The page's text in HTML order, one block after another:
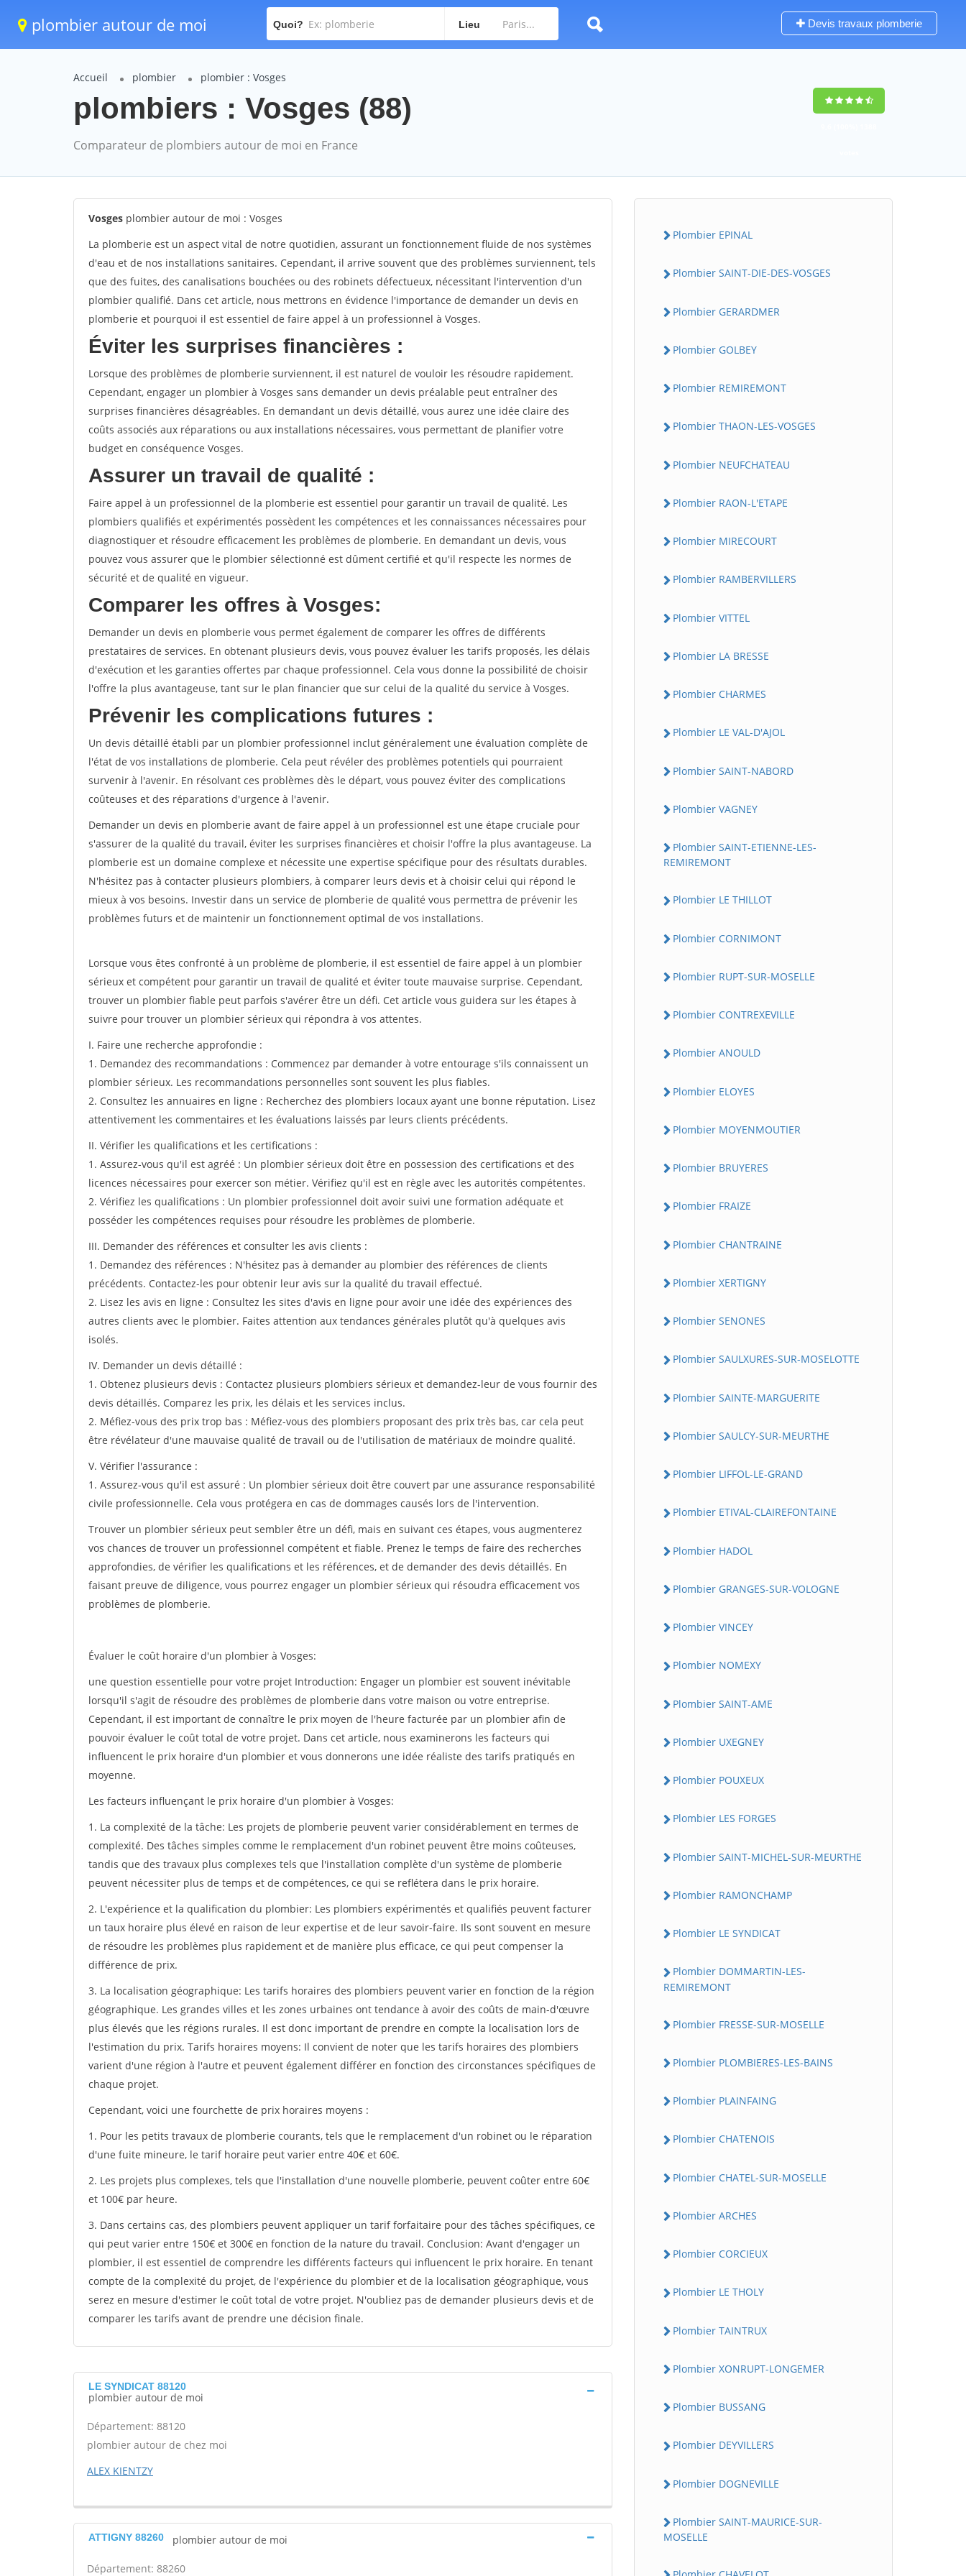
plombier autour de moi Quoi? Lieu Devis travaux plomberie
Accueil plombier plombier : Vosges
plombiers : Vosges (88)
Comparateur de plombiers autour de moi en France
Vosges plombier autour de moi : Vosges
La plomberie est un aspect vital de notre quotidien, assurant un fonctionnement fluide de nos systèmes
d'eau et de nos installations sanitaires. Cependant, il arrive souvent que des problèmes surviennent, tels
que des fuites, des canalisations bouchées ou des robinets défectueux, nécessitant l'intervention d'un
plombier qualifié. Dans cet article, nous mettrons en évidence l'importance de demander un devis en
plomberie et pourquoi il est essentiel de faire appel à un professionnel à Vosges.
Éviter les surprises financières :
Lorsque des problèmes de plomberie surviennent, il est naturel de vouloir les résoudre rapidement.
Cependant, engager un plombier à Vosges sans demander un devis préalable peut entraîner des
surprises financières désagréables. En demandant un devis détaillé, vous aurez une idée claire des
coûts associés aux réparations ou aux installations nécessaires, vous permettant de planifier votre
budget en conséquence Vosges.
Assurer un travail de qualité :
Faire appel à un professionnel de la plomberie est essentiel pour garantir un travail de qualité. Les
plombiers qualifiés et expérimentés possèdent les compétences et les connaissances nécessaires pour
diagnostiquer et résoudre efficacement les problèmes de plomberie. En demandant un devis, vous
pouvez vous assurer que le plombier sélectionné est dûment certifié et qu'il respecte les normes de
sécurité et de qualité en vigueur.
Comparer les offres à Vosges:
Demander un devis en plomberie vous permet également de comparer les offres de différents
prestataires de services. En obtenant plusieurs devis, vous pouvez évaluer les tarifs proposés, les délais
d'exécution et les garanties offertes par chaque professionnel. Cela vous donne la possibilité de choisir
l'offre la plus avantageuse, tant sur le plan financier que sur celui de la qualité du service à Vosges.
Prévenir les complications futures :
Un devis détaillé établi par un plombier professionnel inclut généralement une évaluation complète de
l'état de vos installations de plomberie. Cela peut révéler des problèmes potentiels qui pourraient
survenir à l'avenir. En résolvant ces problèmes dès le départ, vous pouvez éviter des complications
coûteuses et des réparations d'urgence à l'avenir.
Demander un devis en plomberie avant de faire appel à un professionnel est une étape cruciale pour
s'assurer de la qualité du travail, éviter les surprises financières et choisir l'offre la plus avantageuse. La
plomberie est un domaine complexe et nécessite une expertise spécifique pour des résultats durables.
N'hésitez pas à contacter plusieurs plombiers, à comparer leurs devis et à choisir celui qui répond le
mieux à vos besoins. Investir dans un service de plomberie de qualité vous permettra de prévenir les
problèmes futurs et de maintenir un fonctionnement optimal de vos installations.
Lorsque vous êtes confronté à un problème de plomberie, il est essentiel de faire appel à un plombier
sérieux et compétent pour garantir un travail de qualité et éviter toute mauvaise surprise. Cependant,
trouver un plombier fiable peut parfois s'avérer être un défi. Cet article vous guidera sur les étapes à
suivre pour trouver un plombier sérieux qui répondra à vos attentes.
I. Faire une recherche approfondie :
1. Demandez des recommandations : Commencez par demander à votre entourage s'ils connaissent un
plombier sérieux. Les recommandations personnelles sont souvent les plus fiables.
2. Consultez les annuaires en ligne : Recherchez des plombiers locaux ayant une bonne réputation. Lisez
attentivement les commentaires et les évaluations laissés par leurs clients précédents.
II. Vérifier les qualifications et les certifications :
1. Assurez-vous qu'il est agréé : Un plombier sérieux doit être en possession des certifications et des
licences nécessaires pour exercer son métier. Vérifiez qu'il est en règle avec les autorités compétentes.
2. Vérifiez les qualifications : Un plombier professionnel doit avoir suivi une formation adéquate et
posséder les compétences requises pour résoudre les problèmes de plomberie.
III. Demander des références et consulter les avis clients :
1. Demandez des références : N'hésitez pas à demander au plombier des références de clients
précédents. Contactez-les pour obtenir leur avis sur la qualité du travail effectué.
2. Lisez les avis en ligne : Consultez les sites d'avis en ligne pour avoir une idée des expériences des
autres clients avec le plombier. Faites attention aux tendances générales plutôt qu'à quelques avis
isolés.
IV. Demander un devis détaillé :
1. Obtenez plusieurs devis : Contactez plusieurs plombiers sérieux et demandez-leur de vous fournir des
devis détaillés. Comparez les prix, les délais et les services inclus.
2. Méfiez-vous des prix trop bas : Méfiez-vous des plombiers proposant des prix très bas, car cela peut
être révélateur d'une mauvaise qualité de travail ou de l'utilisation de matériaux de moindre qualité.
V. Vérifier l'assurance :
1. Assurez-vous qu'il est assuré : Un plombier sérieux doit être couvert par une assurance responsabilité
civile professionnelle. Cela vous protégera en cas de dommages causés lors de l'intervention.
Trouver un plombier sérieux peut sembler être un défi, mais en suivant ces étapes, vous augmenterez
vos chances de trouver un professionnel compétent et fiable. Prenez le temps de faire des recherches
approfondies, de vérifier les qualifications et les références, et de demander des devis détaillés. En
faisant preuve de diligence, vous pourrez engager un plombier sérieux qui résoudra efficacement vos
problèmes de plomberie.
Évaluer le coût horaire d'un plombier à Vosges:
une question essentielle pour votre projet Introduction: Engager un plombier est souvent inévitable
lorsqu'il s'agit de résoudre des problèmes de plomberie dans votre maison ou votre entreprise.
Cependant, il est important de connaître le prix moyen de l'heure facturée par un plombier afin de
pouvoir évaluer le coût total de votre projet. Dans cet article, nous examinerons les facteurs qui
influencent le prix horaire d'un plombier et vous donnerons une idée réaliste des tarifs pratiqués en
moyenne.
Les facteurs influençant le prix horaire d'un plombier à Vosges:
1. La complexité de la tâche: Les projets de plomberie peuvent varier considérablement en termes de
complexité. Des tâches simples comme le remplacement d'un robinet peuvent être moins coûteuses,
tandis que des travaux plus complexes tels que l'installation complète d'un système de plomberie
peuvent nécessiter plus de temps et de compétences, ce qui se reflétera dans le prix horaire.
2. L'expérience et la qualification du plombier: Les plombiers expérimentés et qualifiés peuvent facturer
un taux horaire plus élevé en raison de leur expertise et de leur savoir-faire. Ils sont souvent en mesure
de résoudre les problèmes plus rapidement et de manière plus efficace, ce qui peut compenser la
différence de prix.
3. La localisation géographique: Les tarifs horaires des plombiers peuvent varier en fonction de la région
géographique. Les grandes villes et les zones urbaines ont tendance à avoir des coûts de main-d'œuvre
plus élevés que les régions rurales. Il est donc important de prendre en compte la localisation lors de
l'estimation du prix. Tarifs horaires moyens: Il convient de noter que les tarifs horaires des plombiers
varient d'une région à l'autre et peuvent également différer en fonction des circonstances spécifiques de
chaque projet.
Cependant, voici une fourchette de prix horaires moyens :
1. Pour les petits travaux de plomberie courants, tels que le remplacement d'un robinet ou le réparation
d'une fuite mineure, le tarif horaire peut varier entre 40€ et 60€.
2. Les projets plus complexes, tels que l'installation d'une nouvelle plomberie, peuvent coûter entre 60€
et 100€ par heure.
3. Dans certains cas, des plombiers peuvent appliquer un tarif forfaitaire pour des tâches spécifiques, ce
qui peut varier entre 150€ et 300€ en fonction de la nature du travail. Conclusion: Avant d'engager un
plombier, il est essentiel de comprendre les différents facteurs qui influencent le prix horaire. En tenant
compte de la complexité du projet, de l'expérience du plombier et de la localisation géographique, vous
serez en mesure d'estimer le coût total de votre projet. N'oubliez pas de demander plusieurs devis et de
comparer les tarifs avant de prendre une décision finale.
LE SYNDICAT 88120
plombier autour de moi
Département: 88120
plombier autour de chez moi
ALEX KIENTZY
ATTIGNY 88260 plombier autour de moi
Département: 88260
Plombier EPINAL
Plombier SAINT-DIE-DES-VOSGES
Plombier GERARDMER
Plombier GOLBEY
Plombier REMIREMONT
Plombier THAON-LES-VOSGES
Plombier NEUFCHATEAU
Plombier RAON-L'ETAPE
Plombier MIRECOURT
Plombier RAMBERVILLERS
Plombier VITTEL
Plombier LA BRESSE
Plombier CHARMES
Plombier LE VAL-D'AJOL
Plombier SAINT-NABORD
Plombier VAGNEY
Plombier SAINT-ETIENNE-LES-
REMIREMONT
Plombier LE THILLOT
Plombier CORNIMONT
Plombier RUPT-SUR-MOSELLE
Plombier CONTREXEVILLE
Plombier ANOULD
Plombier ELOYES
Plombier MOYENMOUTIER
Plombier BRUYERES
Plombier FRAIZE
Plombier CHANTRAINE
Plombier XERTIGNY
Plombier SENONES
Plombier SAULXURES-SUR-MOSELOTTE
Plombier SAINTE-MARGUERITE
Plombier SAULCY-SUR-MEURTHE
Plombier LIFFOL-LE-GRAND
Plombier ETIVAL-CLAIREFONTAINE
Plombier HADOL
Plombier GRANGES-SUR-VOLOGNE
Plombier VINCEY
Plombier NOMEXY
Plombier SAINT-AME
Plombier UXEGNEY
Plombier POUXEUX
Plombier LES FORGES
Plombier SAINT-MICHEL-SUR-MEURTHE
Plombier RAMONCHAMP
Plombier LE SYNDICAT
Plombier DOMMARTIN-LES-
REMIREMONT
Plombier FRESSE-SUR-MOSELLE
Plombier PLOMBIERES-LES-BAINS
Plombier PLAINFAING
Plombier CHATENOIS
Plombier CHATEL-SUR-MOSELLE
Plombier ARCHES
Plombier CORCIEUX
Plombier LE THOLY
Plombier TAINTRUX
Plombier XONRUPT-LONGEMER
Plombier BUSSANG
Plombier DEYVILLERS
Plombier DOGNEVILLE
Plombier SAINT-MAURICE-SUR-
MOSELLE